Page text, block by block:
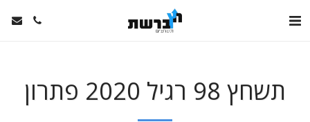
תשחץ 98 רגיל 2020 פתרון